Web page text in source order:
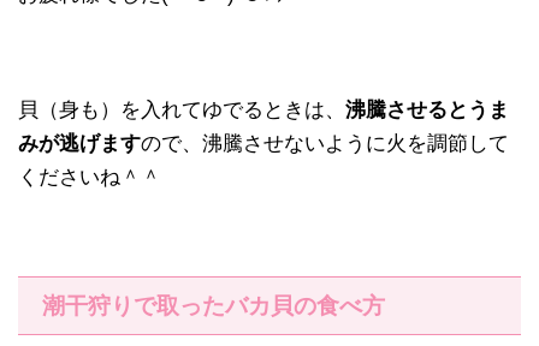
貝（身も）を入れてゆでるときは、 沸騰させるとうま
みが逃げますので、沸騰させないように火を調節して
くださいね＾＾
潮干狩りで取ったバカ貝の食べ方